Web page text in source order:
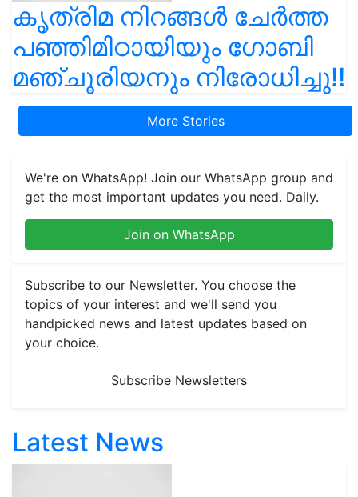
കൃത്രിമ നിറങ്ങൾ ചേർത്ത
പഞ്ഞിമിഠായിയും ഗോബി
മഞ്ചൂരിയനും നിരോധിച്ചു!!
More Stories
We're on WhatsApp! Join our WhatsApp group and
get the most important updates you need. Daily.
Join on WhatsApp
Subscribe to our Newsletter. You choose the
topics of your interest and we'll send you
handpicked news and latest updates based on
your choice.
Subscribe Newsletters
Latest News